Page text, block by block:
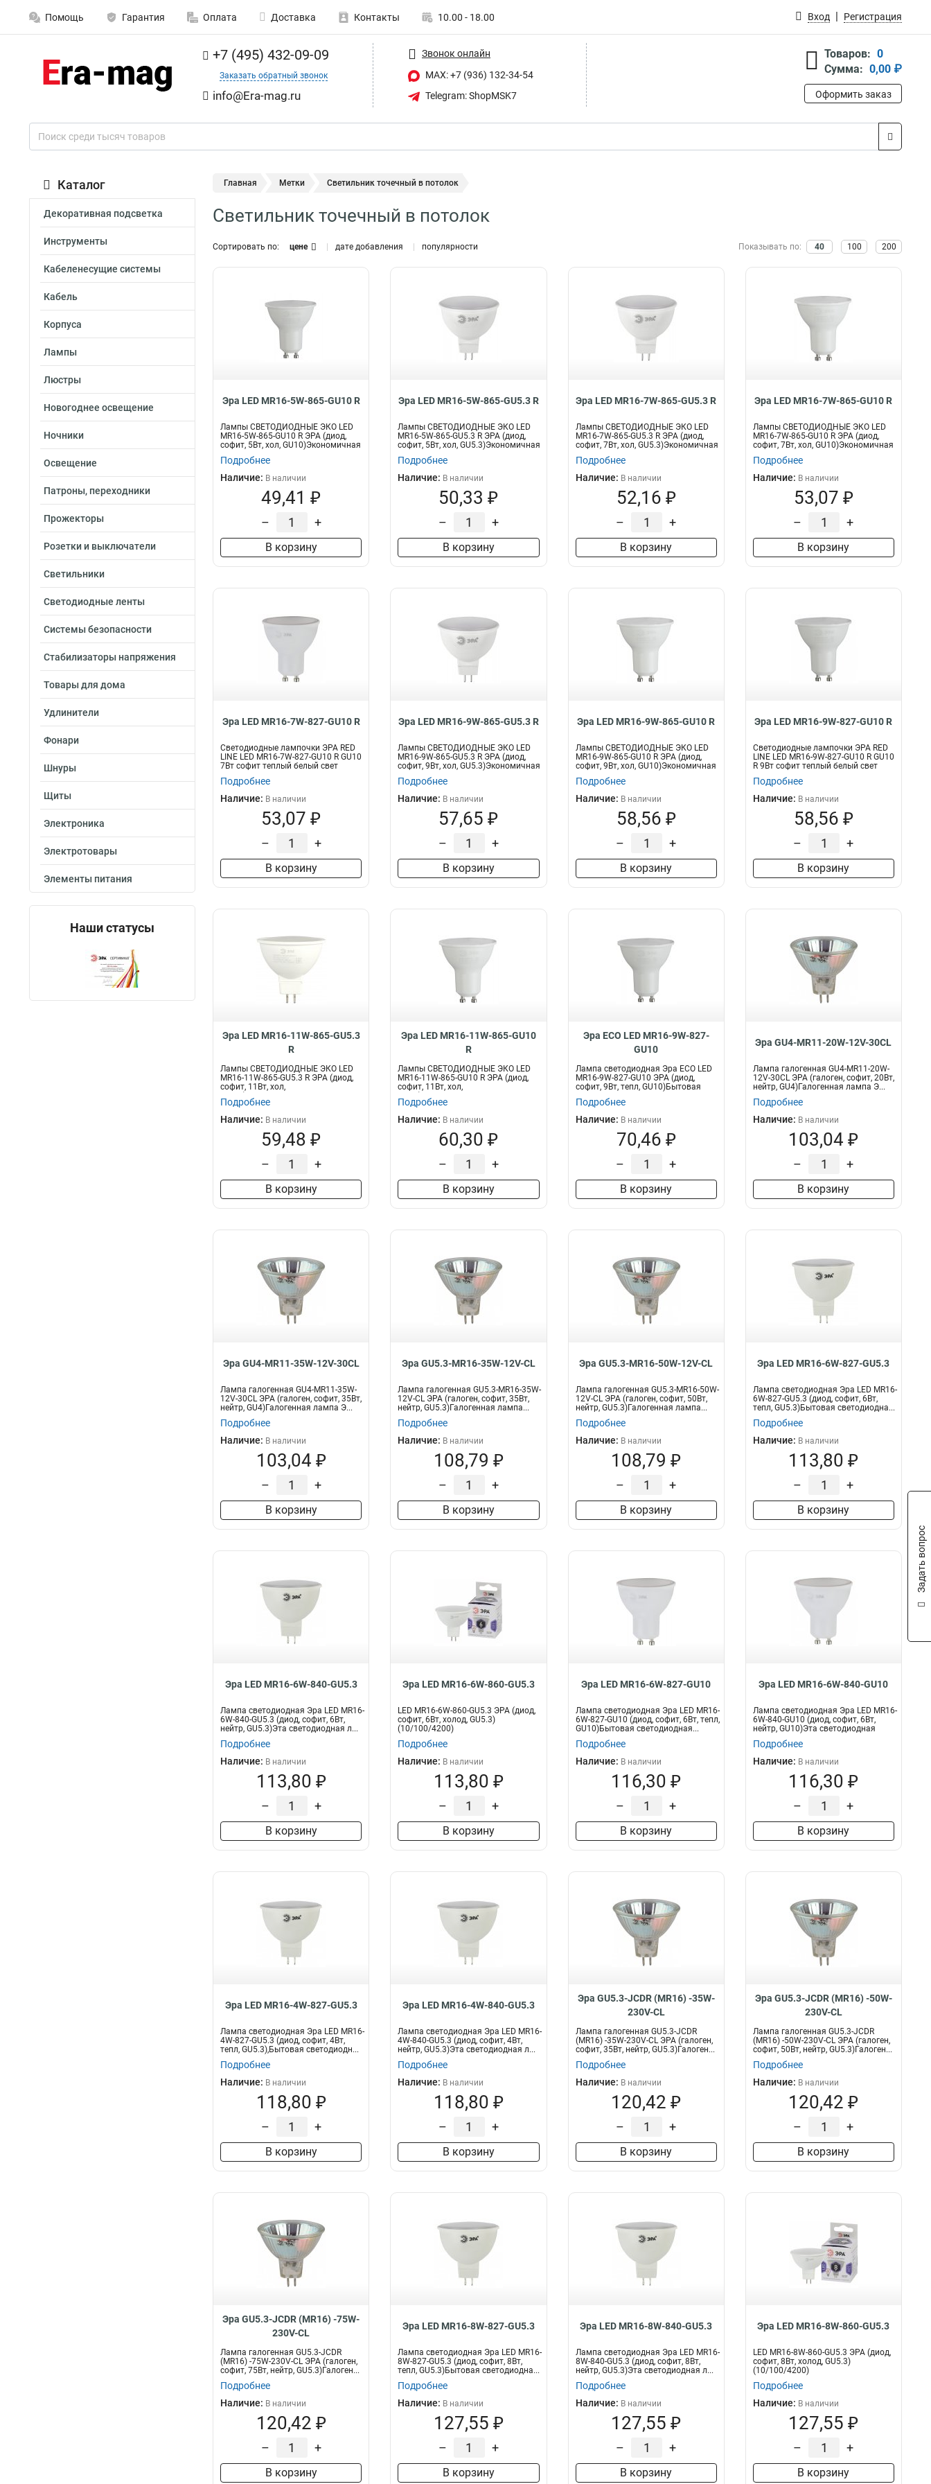
Помощь Гарантия Оплата Доставка Контакты 10.00 - 18.00 Вход Регистрация
+7 (495) 432-09-09
Заказать обратный звонок
info@Era-mag.ru
Звонок онлайн
MAX: +7 (936) 132-34-54
Telegram: ShopMSK7
Товаров: 0
Сумма: 0,00 ₽
Оформить заказ
Каталог
Декоративная подсветка
Инструменты
Кабеленесущие системы
Кабель
Корпуса
Лампы
Люстры
Новогоднее освещение
Ночники
Освещение
Патроны, переходники
Прожекторы
Розетки и выключатели
Светильники
Светодиодные ленты
Системы безопасности
Стабилизаторы напряжения
Товары для дома
Удлинители
Фонари
Шнуры
Щиты
Электроника
Электротовары
Элементы питания
Наши статусы
Главная Метки Светильник точечный в потолок
Светильник точечный в потолок
Сортировать по: цене дате добавления популярности Показывать по: 40 100 200
Эра LED MR16-5W-865-GU10 R
Лампы СВЕТОДИОДНЫЕ ЭКО LED
MR16-5W-865-GU10 R ЭРА (диод,
софит, 5Вт, хол, GU10)Экономичная
Подробнее
Наличие: В наличии
49,41 ₽
– +
В корзину
Эра LED MR16-5W-865-GU5.3 R
Лампы СВЕТОДИОДНЫЕ ЭКО LED
MR16-5W-865-GU5.3 R ЭРА (диод,
софит, 5Вт, хол, GU5.3)Экономичная
Подробнее
Наличие: В наличии
50,33 ₽
– +
В корзину
Эра LED MR16-7W-865-GU5.3 R
Лампы СВЕТОДИОДНЫЕ ЭКО LED
MR16-7W-865-GU5.3 R ЭРА (диод,
софит, 7Вт, хол, GU5.3)Экономичная
Подробнее
Наличие: В наличии
52,16 ₽
– +
В корзину
Эра LED MR16-7W-865-GU10 R
Лампы СВЕТОДИОДНЫЕ ЭКО LED
MR16-7W-865-GU10 R ЭРА (диод,
софит, 7Вт, хол, GU10)Экономичная
Подробнее
Наличие: В наличии
53,07 ₽
– +
В корзину
Эра LED MR16-7W-827-GU10 R
Светодиодные лампочки ЭРА RED
LINE LED MR16-7W-827-GU10 R GU10
7Вт софит теплый белый свет
Подробнее
Наличие: В наличии
53,07 ₽
– +
В корзину
Эра LED MR16-9W-865-GU5.3 R
Лампы СВЕТОДИОДНЫЕ ЭКО LED
MR16-9W-865-GU5.3 R ЭРА (диод,
софит, 9Вт, хол, GU5.3)Экономичная
Подробнее
Наличие: В наличии
57,65 ₽
– +
В корзину
Эра LED MR16-9W-865-GU10 R
Лампы СВЕТОДИОДНЫЕ ЭКО LED
MR16-9W-865-GU10 R ЭРА (диод,
софит, 9Вт, хол, GU10)Экономичная
Подробнее
Наличие: В наличии
58,56 ₽
– +
В корзину
Эра LED MR16-9W-827-GU10 R
Светодиодные лампочки ЭРА RED
LINE LED MR16-9W-827-GU10 R GU10
R 9Вт софит теплый белый свет
Подробнее
Наличие: В наличии
58,56 ₽
– +
В корзину
Эра LED MR16-11W-865-GU5.3
R
Лампы СВЕТОДИОДНЫЕ ЭКО LED
MR16-11W-865-GU5.3 R ЭРА (диод,
софит, 11Вт, хол,
GU5.3)Светодиодная...
Подробнее
Наличие: В наличии
59,48 ₽
– +
В корзину
Эра LED MR16-11W-865-GU10
R
Лампы СВЕТОДИОДНЫЕ ЭКО LED
MR16-11W-865-GU10 R ЭРА (диод,
софит, 11Вт, хол,
GU10)Экономичная св...
Подробнее
Наличие: В наличии
60,30 ₽
– +
В корзину
Эра ECO LED MR16-9W-827-
GU10
Лампа светодиодная Эра ECO LED
MR16-9W-827-GU10 ЭРА (диод,
софит, 9Вт, тепл, GU10)Бытовая
Подробнее
Наличие: В наличии
70,46 ₽
– +
В корзину
Эра GU4-MR11-20W-12V-30CL
Лампа галогенная GU4-MR11-20W-
12V-30CL ЭРА (галоген, софит, 20Вт,
нейтр, GU4)Галогенная лампа Э...
Подробнее
Наличие: В наличии
103,04 ₽
– +
В корзину
Эра GU4-MR11-35W-12V-30CL
Лампа галогенная GU4-MR11-35W-
12V-30CL ЭРА (галоген, софит, 35Вт,
нейтр, GU4)Галогенная лампа Э...
Подробнее
Наличие: В наличии
103,04 ₽
– +
В корзину
Эра GU5.3-MR16-35W-12V-CL
Лампа галогенная GU5.3-MR16-35W-
12V-CL ЭРА (галоген, софит, 35Вт,
нейтр, GU5.3)Галогенная лампа...
Подробнее
Наличие: В наличии
108,79 ₽
– +
В корзину
Эра GU5.3-MR16-50W-12V-CL
Лампа галогенная GU5.3-MR16-50W-
12V-CL ЭРА (галоген, софит, 50Вт,
нейтр, GU5.3)Галогенная лампа...
Подробнее
Наличие: В наличии
108,79 ₽
– +
В корзину
Эра LED MR16-6W-827-GU5.3
Лампа светодиодная Эра LED MR16-
6W-827-GU5.3 (диод, софит, 6Вт,
тепл, GU5.3)Бытовая светодиодна...
Подробнее
Наличие: В наличии
113,80 ₽
– +
В корзину
Эра LED MR16-6W-840-GU5.3
Лампа светодиодная Эра LED MR16-
6W-840-GU5.3 (диод, софит, 6Вт,
нейтр, GU5.3)Эта светодиодная л...
Подробнее
Наличие: В наличии
113,80 ₽
– +
В корзину
Эра LED MR16-6W-860-GU5.3
LED MR16-6W-860-GU5.3 ЭРА (диод,
софит, 6Вт, холод, GU5.3)
(10/100/4200)
Подробнее
Наличие: В наличии
113,80 ₽
– +
В корзину
Эра LED MR16-6W-827-GU10
Лампа светодиодная Эра LED MR16-
6W-827-GU10 (диод, софит, 6Вт, тепл,
GU10)Бытовая светодиодная...
Подробнее
Наличие: В наличии
116,30 ₽
– +
В корзину
Эра LED MR16-6W-840-GU10
Лампа светодиодная Эра LED MR16-
6W-840-GU10 (диод, софит, 6Вт,
нейтр, GU10)Эта светодиодная
Подробнее
Наличие: В наличии
116,30 ₽
– +
В корзину
Эра LED MR16-4W-827-GU5.3
Лампа светодиодная Эра LED MR16-
4W-827-GU5.3 (диод, софит, 4Вт,
тепл, GU5.3),Бытовая светодиодн...
Подробнее
Наличие: В наличии
118,80 ₽
– +
В корзину
Эра LED MR16-4W-840-GU5.3
Лампа светодиодная Эра LED MR16-
4W-840-GU5.3 (диод, софит, 4Вт,
нейтр, GU5.3)Эта светодиодная л...
Подробнее
Наличие: В наличии
118,80 ₽
– +
В корзину
Эра GU5.3-JCDR (MR16) -35W-
230V-CL
Лампа галогенная GU5.3-JCDR
(MR16) -35W-230V-CL ЭРА (галоген,
софит, 35Вт, нейтр, GU5.3)Галоген...
Подробнее
Наличие: В наличии
120,42 ₽
– +
В корзину
Эра GU5.3-JCDR (MR16) -50W-
230V-CL
Лампа галогенная GU5.3-JCDR
(MR16) -50W-230V-CL ЭРА (галоген,
софит, 50Вт, нейтр, GU5.3)Галоген...
Подробнее
Наличие: В наличии
120,42 ₽
– +
В корзину
Эра GU5.3-JCDR (MR16) -75W-
230V-CL
Лампа галогенная GU5.3-JCDR
(MR16) -75W-230V-CL ЭРА (галоген,
софит, 75Вт, нейтр, GU5.3)Галоген...
Подробнее
Наличие: В наличии
120,42 ₽
– +
В корзину
Эра LED MR16-8W-827-GU5.3
Лампа светодиодная Эра LED MR16-
8W-827-GU5.3 (диод, софит, 8Вт,
тепл, GU5.3)Бытовая светодиодна...
Подробнее
Наличие: В наличии
127,55 ₽
– +
В корзину
Эра LED MR16-8W-840-GU5.3
Лампа светодиодная Эра LED MR16-
8W-840-GU5.3 (диод, софит, 8Вт,
нейтр, GU5.3)Эта светодиодная л...
Подробнее
Наличие: В наличии
127,55 ₽
– +
В корзину
Эра LED MR16-8W-860-GU5.3
LED MR16-8W-860-GU5.3 ЭРА (диод,
софит, 8Вт, холод, GU5.3)
(10/100/4200)
Подробнее
Наличие: В наличии
127,55 ₽
– +
В корзину
Задать вопрос